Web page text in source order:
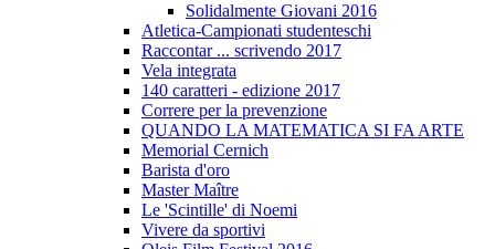
Solidalmente Giovani 2016
Atletica-Campionati studenteschi
Raccontar ... scrivendo 2017
Vela integrata
140 caratteri - edizione 2017
Correre per la prevenzione
QUANDO LA MATEMATICA SI FA ARTE
Memorial Cernich
Barista d'oro
Master Maître
Le 'Scintille' di Noemi
Vivere da sportivi